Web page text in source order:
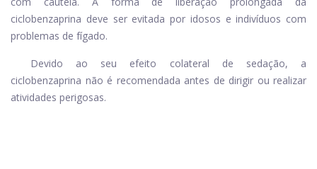
ciclobenzaprina deve ser evitada por idosos e indivíduos com
problemas de fígado.
Devido ao seu efeito colateral de sedação, a
ciclobenzaprina não é recomendada antes de dirigir ou realizar
atividades perigosas.